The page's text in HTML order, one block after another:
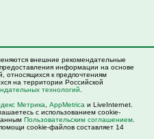
внешние рекомендательные
информации на основе
относящихся к предпочтениям
на территории Российской
технологий
Метрика AppMetrica и LiveInternet.
с использованием cookie-
Пользовательским соглашением
cookie-файлов составляет 14